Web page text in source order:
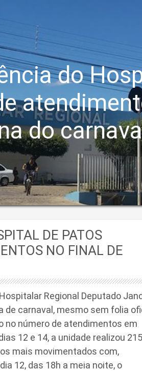
do
do
DE PATOS
NO FINAL DE
Regional Deputado
de carnaval, mesmo sem folia
no número de atendimentos em
12 e 14, a unidade realizou 215
mais movimentados com,
12, das 18h a meia noite, o